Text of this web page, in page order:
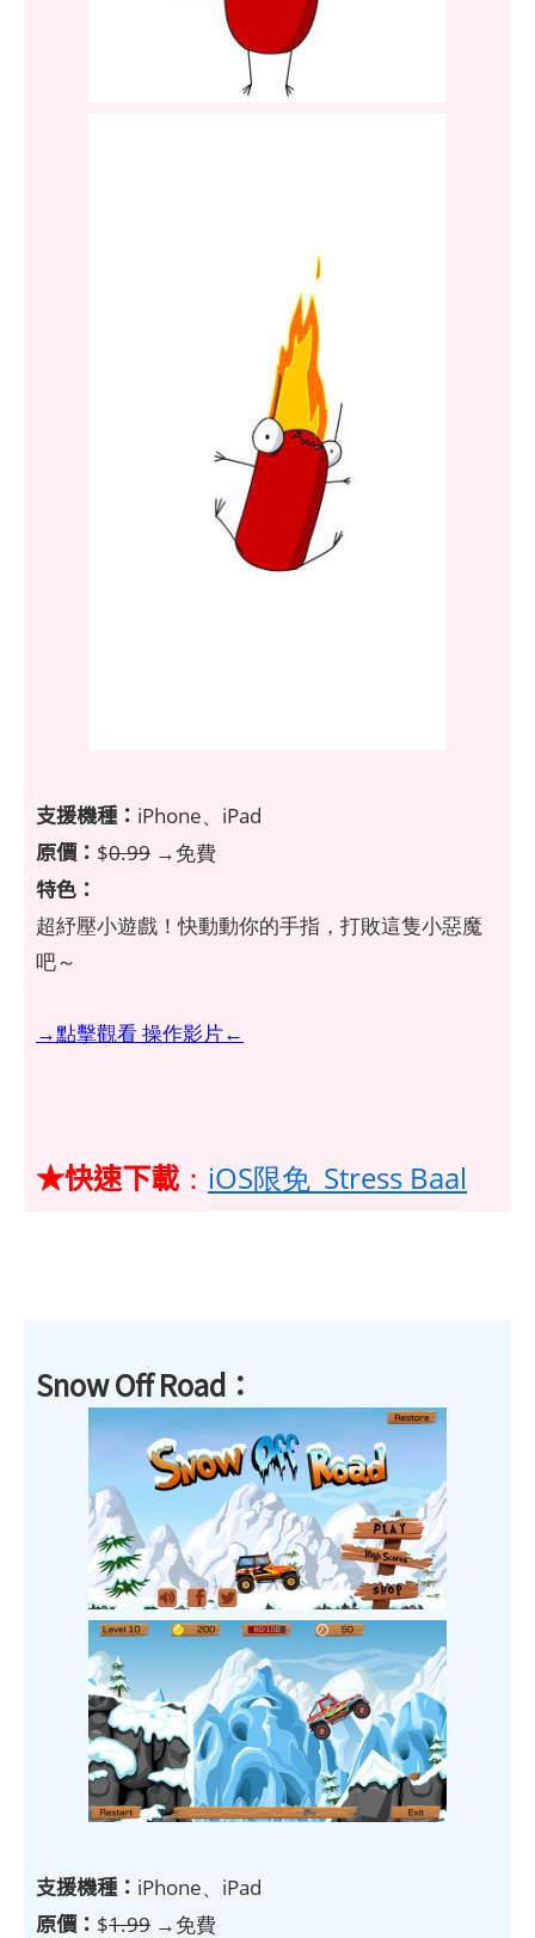
支援機種： iPhone、iPad
原價： $0.99 →免費
特色：
超紓壓小遊戲！快動動你的手指，打敗這隻小惡魔
吧～
→點擊觀看 操作影片←
★快速下載 ： iOS限免_Stress Baal
Snow Off Road：
支援機種： iPhone、iPad
原價： $1.99 →免費